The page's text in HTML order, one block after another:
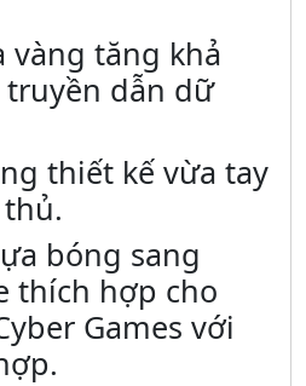
vàng tăng khả
dẫn dữ
thiết kế vừa tay
bóng sang
thích hợp cho
Games với